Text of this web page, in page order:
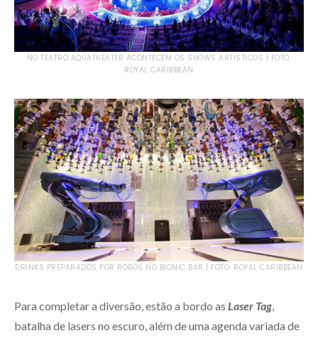
NO TEATRO AQUATHEATER ACONTECEM OS SHOWS ARTÍSTICOS | FOTO:
ROYAL CARIBBEAN
DRINKS PREPARADOS POR ROBÔS NO BIONIC BAR | FOTO: ROYAL CARIBBEAN
Para completar a diversão, estão a bordo as Laser Tag,
batalha de lasers no escuro, além de uma agenda variada de